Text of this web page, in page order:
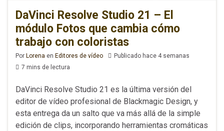
DaVinci Resolve Studio 21 – El
módulo Fotos que cambia cómo
trabajo con coloristas
Por Lorena en Editores de vídeo
Publicado hace 4 semanas
7 mins de lectura
DaVinci Resolve Studio 21 es la última versión del
editor de vídeo profesional de Blackmagic Design, y
esta entrega da un salto que va más allá de la simple
edición de clips, incorporando herramientas cromáticas